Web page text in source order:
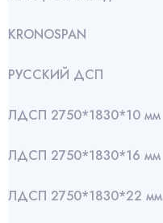
KRONOSPAN
РУССКИЙ ДСП
ЛДСП 2750*1830*10 мм
ЛДСП 2750*1830*16 мм
ЛДСП 2750*1830*22 мм